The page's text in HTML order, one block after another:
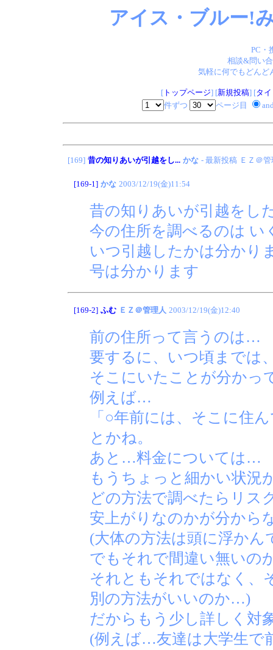
アイス・ブルー!
PC・
相談&問い
気軽に何でもどん
[トップページ] [新規投稿] [タ
件ずつ
ページ目
[169] 昔の知りあいが引越をし... かな - 最新投稿 ＥＺ＠
[169-1] かな 2003/12/19(金)11:54
昔の知りあいが引越をし
今の住所を調べるのは い
いつ引越したかは分かり
号は分かります
[169-2] ふむ ＥＺ＠管理人 2003/12/19(金)12:40
前の住所って言うのは…
要するに、いつ頃までは
そこにいたことが分かっ
例えば…
「○年前には、そこに住
とかね。
あと…料金については…
もうちょっと細かい状況
どの方法で調べたらリス
安上がりなのかが分から
(大体の方法は頭に浮かん
でもそれで間違い無いの
それともそれではなく、
別の方法がいいのか…)
だからもう少し詳しく対
(例えば…友達は大学生で